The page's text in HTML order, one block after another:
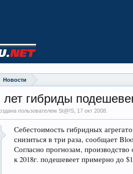
Новости
лет гибриды
пользователем St@!S, 17 окт 2008.
Себестоимость гибридных
снизиться в три раза, сообщает
Согласно прогнозам, производство
к 2018г. подешевеет примерно до